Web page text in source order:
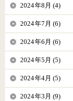
2024年8月 (4)
2024年7月 (6)
2024年6月 (6)
2024年5月 (5)
2024年4月 (5)
2024年3月 (9)